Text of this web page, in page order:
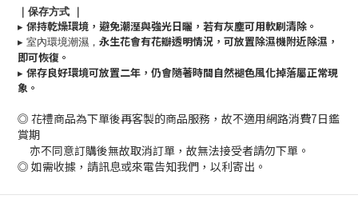
｜保存方式 ｜
▸ 保持乾燥環境，避免潮溼與強光日曬，若有灰塵可用軟刷清除。
▸ 室內環境潮濕， 永生花會有花瓣透明情況，可放置除濕機附近除濕，
即可恢復。
▸ 保存良好環境可放置二年，仍會隨著時間自然褪色風化掉落屬正常現
象。
◎ 花禮商品為下單後再客製的商品服務，故不適用網路消費7日鑑
賞期
亦不同意訂購後無故取消訂單，故無法接受者請勿下單。
◎ 如需收據，請訊息或來電告知我們，以利寄出。